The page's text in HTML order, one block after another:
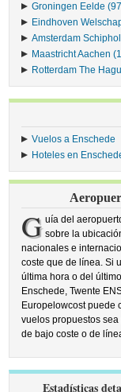
Groningen Eelde
Eindhoven
Amsterdam
Maastricht Aachen
Rotterdam The
Vuelos a Enschede
Hoteles en
G uía del
sobre la
nacionales e
coste que de línea. Si
última hora o del
Enschede, Twente
Europelowcost puede
vuelos propuestos
de bajo coste o de
Estadísticas